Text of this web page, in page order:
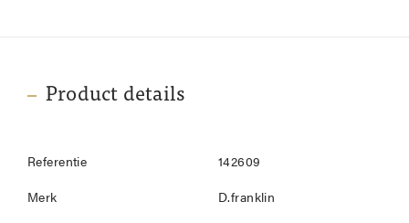
Product details
Referentie 142609
Merk D.franklin